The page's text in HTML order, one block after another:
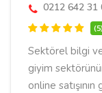
0212 642 31
(5)
Sektörel bilgi
giyim
online